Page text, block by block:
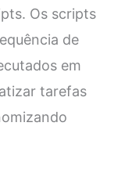
Os scripts
de
em
tarefas